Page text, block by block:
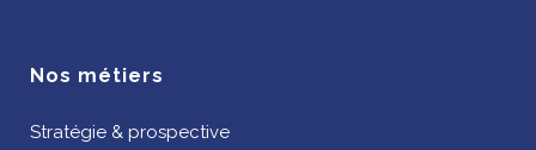
Nos métiers
Stratégie & prospective